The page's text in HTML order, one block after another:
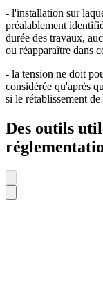
- l'installation sur
préalablement
durée des travaux,
ou réapparaître dans
- la tension ne doit
considérée qu'après
si le rétablissement
Des outils